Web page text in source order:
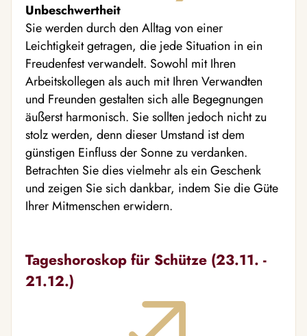
Unbeschwertheit
Sie werden durch den Alltag von einer
Leichtigkeit getragen, die jede Situation in ein
Freudenfest verwandelt. Sowohl mit Ihren
Arbeitskollegen als auch mit Ihren Verwandten
und Freunden gestalten sich alle Begegnungen
äußerst harmonisch. Sie sollten jedoch nicht zu
stolz werden, denn dieser Umstand ist dem
günstigen Einfluss der Sonne zu verdanken.
Betrachten Sie dies vielmehr als ein Geschenk
und zeigen Sie sich dankbar, indem Sie die Güte
Ihrer Mitmenschen erwidern.
Tageshoroskop für Schütze (23.11. -
21.12.)